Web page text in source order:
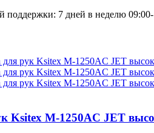
7 дней в неделю
Ksitex M-1250AC JET